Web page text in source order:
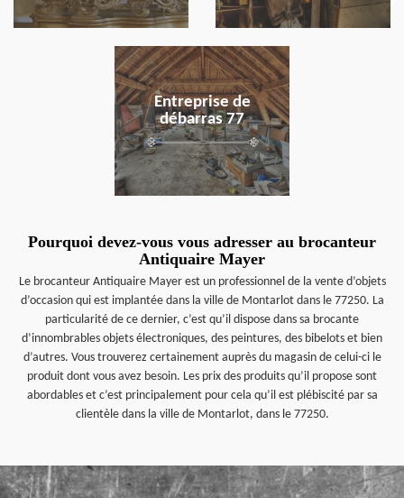
Entreprise de
débarras 77
en savoir plus
Pourquoi devez-vous vous adresser au brocanteur
Antiquaire Mayer
Le brocanteur Antiquaire Mayer est un professionnel de la vente d’objets
d’occasion qui est implantée dans la ville de Montarlot dans le 77250. La
particularité de ce dernier, c’est qu’il dispose dans sa brocante
d’innombrables objets électroniques, des peintures, des bibelots et bien
d’autres. Vous trouverez certainement auprès du magasin de celui-ci le
produit dont vous avez besoin. Les prix des produits qu’il propose sont
abordables et c’est principalement pour cela qu’il est plébiscité par sa
clientèle dans la ville de Montarlot, dans le 77250.